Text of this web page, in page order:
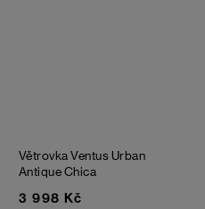
Větrovka Ventus Urban
Antique Chica
3 998 Kč